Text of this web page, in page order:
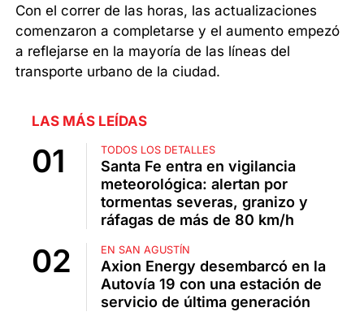
Con el correr de las horas, las actualizaciones
comenzaron a completarse y el aumento empezó
a reflejarse en la mayoría de las líneas del
transporte urbano de la ciudad.
LAS MÁS LEÍDAS
TODOS LOS DETALLES
Santa Fe entra en vigilancia
meteorológica: alertan por
tormentas severas, granizo y
ráfagas de más de 80 km/h
EN SAN AGUSTÍN
Axion Energy desembarcó en la
Autovía 19 con una estación de
servicio de última generación